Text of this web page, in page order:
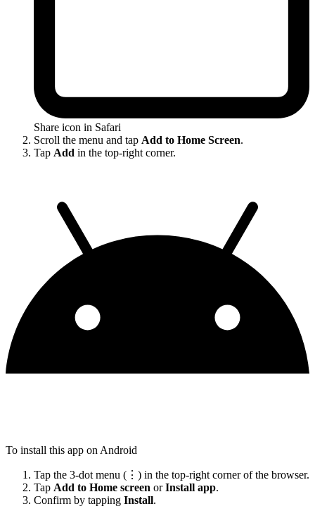
Share icon in Safari
Scroll the menu and tap Add to Home Screen.
Tap Add in the top-right corner.
To install this app on Android
Tap the 3-dot menu (⋮) in the top-right corner of the browser.
Tap Add to Home screen orInstall app.
Confirm by tapping Install.